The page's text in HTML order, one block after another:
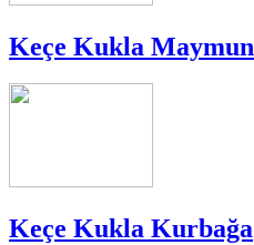
Keçe Kukla Maymun
Keçe Kukla Kurbağa